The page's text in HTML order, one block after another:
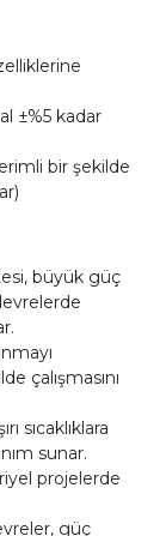
±%5 kadar
bir şekilde
büyük güç
çalışmasını
sıcaklıklara
sunar.
projelerde
güç